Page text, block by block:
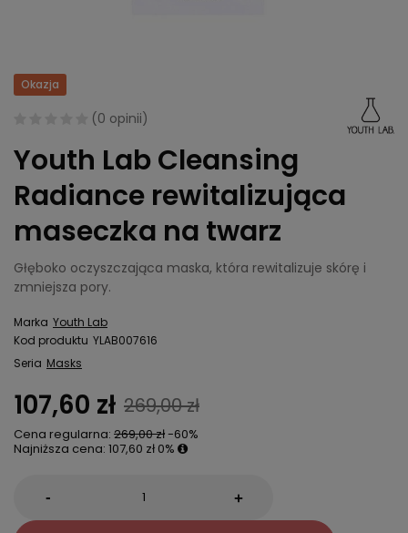
Okazja
(0 opinii)
Youth Lab Cleansing
Radiance rewitalizująca
maseczka na twarz
Głęboko oczyszczająca maska, która rewitalizuje skórę i
zmniejsza pory.
Marka Youth Lab
Kod produktu YLAB007616
Seria Masks
107,60 zł 269,00 zł
Cena regularna: 269,00 zł-60%
Najniższa cena: 107,60 zł 0%
- +